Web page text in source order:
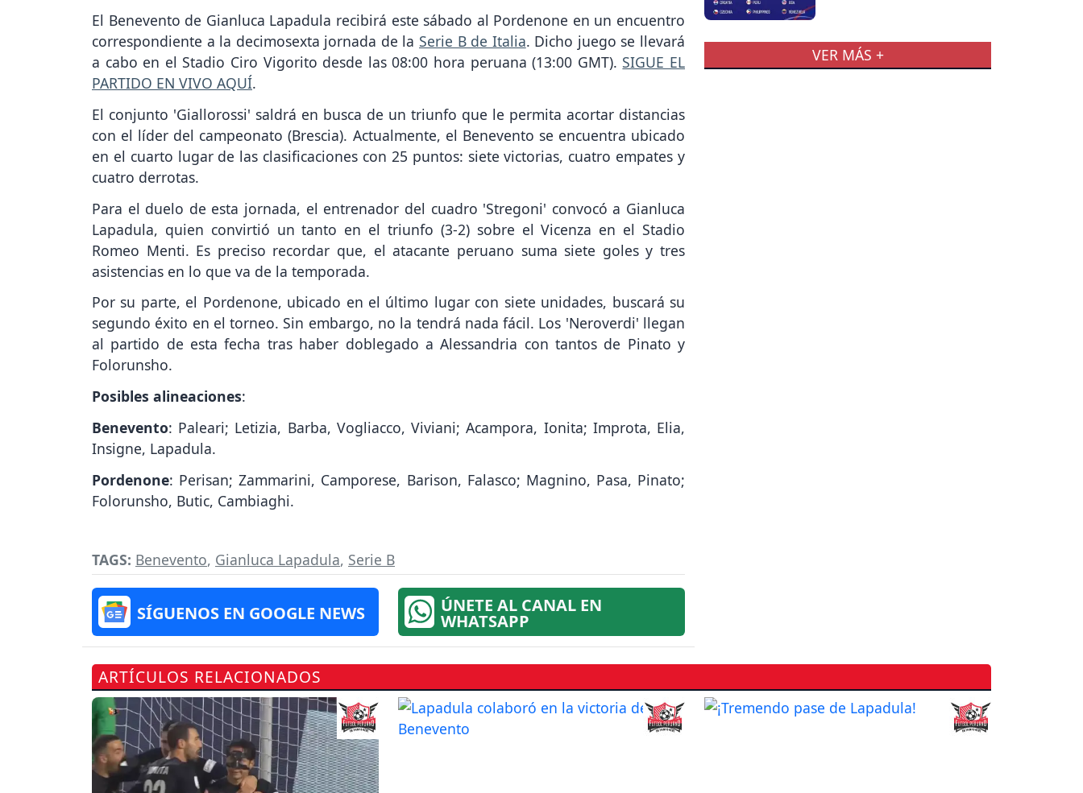
El Benevento de Gianluca Lapadula recibirá este sábado al Pordenone en un encuentro
correspondiente a la decimosexta jornada de la Serie B de Italia. Dicho juego se llevará
a cabo en el Stadio Ciro Vigorito desde las 08:00 hora peruana (13:00 GMT). SIGUE EL
PARTIDO EN VIVO AQUÍ.
El conjunto 'Giallorossi' saldrá en busca de un triunfo que le permita acortar distancias
con el líder del campeonato (Brescia). Actualmente, el Benevento se encuentra ubicado
en el cuarto lugar de las clasificaciones con 25 puntos: siete victorias, cuatro empates y
cuatro derrotas.
Para el duelo de esta jornada, el entrenador del cuadro 'Stregoni' convocó a Gianluca
Lapadula, quien convirtió un tanto en el triunfo (3-2) sobre el Vicenza en el Stadio
Romeo Menti. Es preciso recordar que, el atacante peruano suma siete goles y tres
asistencias en lo que va de la temporada.
Por su parte, el Pordenone, ubicado en el último lugar con siete unidades, buscará su
segundo éxito en el torneo. Sin embargo, no la tendrá nada fácil. Los 'Neroverdi' llegan
al partido de esta fecha tras haber doblegado a Alessandria con tantos de Pinato y
Folorunsho.
Posibles alineaciones:
Benevento: Paleari; Letizia, Barba, Vogliacco, Viviani; Acampora, Ionita; Improta, Elia,
Insigne, Lapadula.
Pordenone: Perisan; Zammarini, Camporese, Barison, Falasco; Magnino, Pasa, Pinato;
Folorunsho, Butic, Cambiaghi.
TAGS: Benevento, Gianluca Lapadula, Serie B
SÍGUENOS EN GOOGLE NEWS ÚNETE AL CANAL EN
WHATSAPP
VER MÁS +
ARTÍCULOS RELACIONADOS